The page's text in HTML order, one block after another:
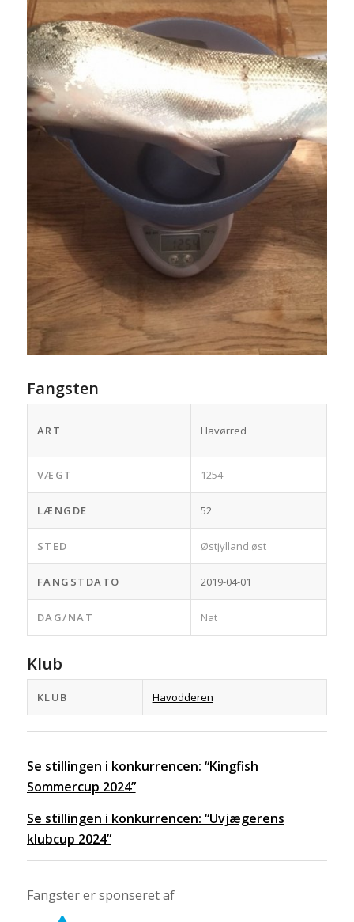
Fangsten
ART Havørred
VÆGT 1254
LÆNGDE 52
STED Østjylland øst
FANGSTDATO 2019-04-01
DAG/NAT Nat
Klub
KLUB Havodderen
Se stillingen i konkurrencen: “Kingfish
Sommercup 2024”
Se stillingen i konkurrencen: “Uvjægerens
klubcup 2024”
Fangster er sponseret af